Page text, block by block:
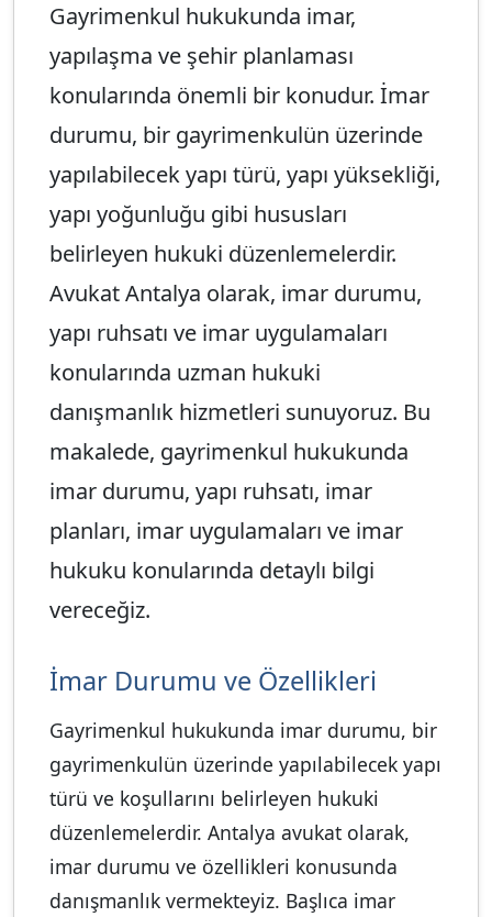
Gayrimenkul hukukunda imar,
yapılaşma ve şehir planlaması
konularında önemli bir konudur. İmar
durumu, bir gayrimenkulün üzerinde
yapılabilecek yapı türü, yapı yüksekliği,
yapı yoğunluğu gibi hususları
belirleyen hukuki düzenlemelerdir.
Avukat Antalya olarak, imar durumu,
yapı ruhsatı ve imar uygulamaları
konularında uzman hukuki
danışmanlık hizmetleri sunuyoruz. Bu
makalede, gayrimenkul hukukunda
imar durumu, yapı ruhsatı, imar
planları, imar uygulamaları ve imar
hukuku konularında detaylı bilgi
vereceğiz.
İmar Durumu ve Özellikleri
Gayrimenkul hukukunda imar durumu, bir
gayrimenkulün üzerinde yapılabilecek yapı
türü ve koşullarını belirleyen hukuki
düzenlemelerdir. Antalya avukat olarak,
imar durumu ve özellikleri konusunda
danışmanlık vermekteyiz. Başlıca imar